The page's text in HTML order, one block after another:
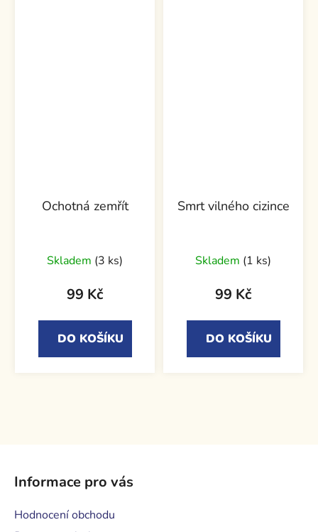
Ochotná zemřít
Skladem (3 ks)
99 Kč
DO KOŠÍKU
Smrt vilného cizince
Skladem (1 ks)
99 Kč
DO KOŠÍKU
Informace pro vás
Hodnocení obchodu